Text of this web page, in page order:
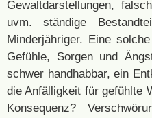
Gewaltdarstellungen,
uvm. ständige
Minderjähriger. Eine
Gefühle, Sorgen und
schwer handhabbar, ein
die Anfälligkeit für gefühlte
Konsequenz?